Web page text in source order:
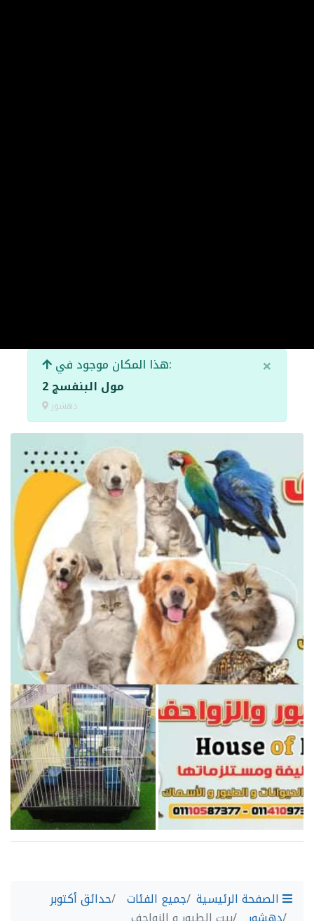
هذا المكان موجود في:
مول البنفسج 2
دهشور
×
الصفحة الرئيسية جميع الفئات
حدائق أكتوبر